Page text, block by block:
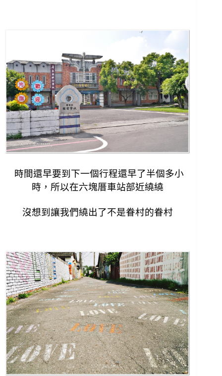
時間還早要到下一個行程還早了半個多小
時， 所以在六塊厝車站部近繞繞
沒想到讓我們繞出了不是眷村的眷村